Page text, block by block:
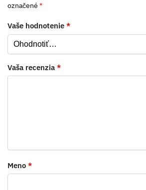
označené *
Vaše hodnotenie *
Vaša recenzia *
Meno *